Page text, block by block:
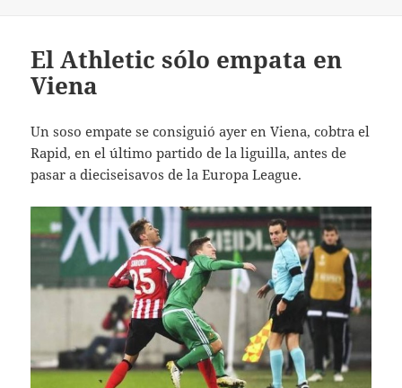
El Athletic sólo empata en
Viena
Un soso empate se consiguió ayer en Viena, cobtra el
Rapid, en el último partido de la liguilla, antes de
pasar a dieciseisavos de la Europa League.